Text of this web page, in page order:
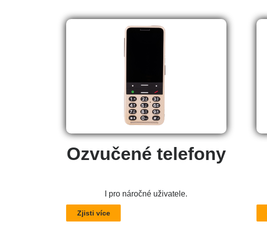
Ozvučené telefony
I pro náročné uživatele.
Zjisti více